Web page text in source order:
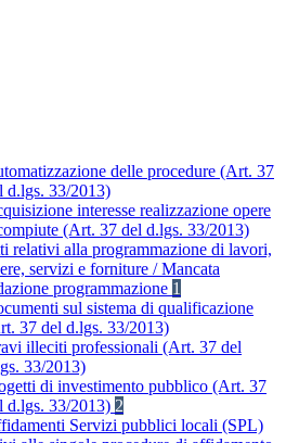
delle procedure (Art. 37
d.lgs. 33/2013)
interesse realizzazione opere
(Art. 37 del d.lgs. 33/2013)
relativi alla programmazione di lavori,
servizi e forniture / Mancata
programmazione 1
sul sistema di qualificazione
37 del d.lgs. 33/2013)
illeciti professionali (Art. 37 del
33/2013)
di investimento pubblico (Art. 37
d.lgs. 33/2013) 2
Servizi pubblici locali (SPL)